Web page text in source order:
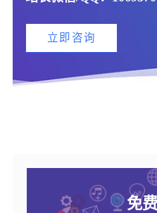
立即咨询
免